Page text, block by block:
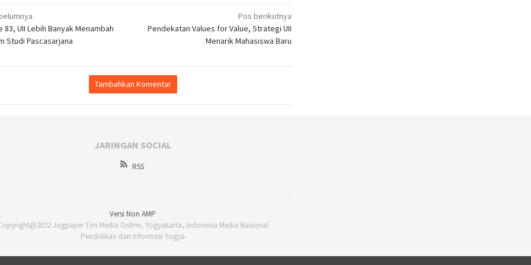
83, UII Lebih Banyak Menambah
Studi Pascasarjana
Pos berikutnya
Pendekatan Values for Value, Strategi UII
Menarik Mahasiswa Baru
Tambahkan Komentar
JARINGAN SOCIAL
RSS
Versi Non AMP
Jogpaper Tim Media Online, Yogyakarta, Indonesia Media Nasional
Pendidikan dan Informasi Yogya